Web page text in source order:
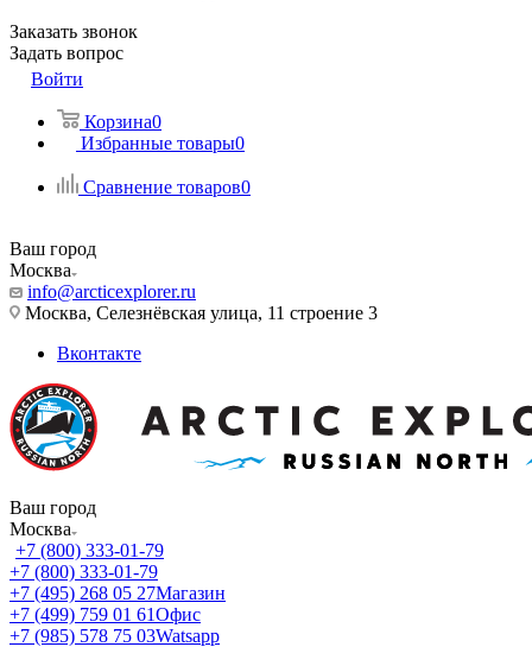
Заказать звонок
Задать вопрос
Войти
Корзина0
Избранные товары0
Сравнение товаров0
Ваш город
Москва
info@arcticexplorer.ru
Москва, Селезнёвская улица, 11 строение 3
Вконтакте
Ваш город
Москва
+7 (800) 333-01-79
+7 (800) 333-01-79
+7 (495) 268 05 27Магазин
+7 (499) 759 01 61Офис
+7 (985) 578 75 03Watsapp